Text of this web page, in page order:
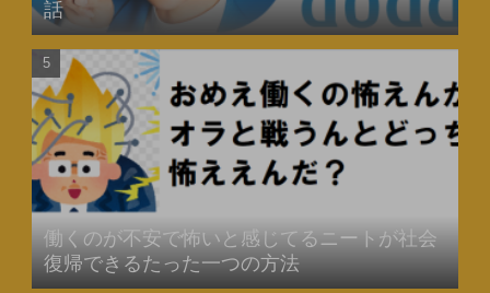
話
働くのが不安で怖いと感じてるニートが社会
復帰できるたった一つの方法